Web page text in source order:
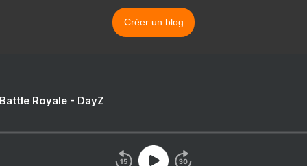
Créer un blog
Royale - DayZ